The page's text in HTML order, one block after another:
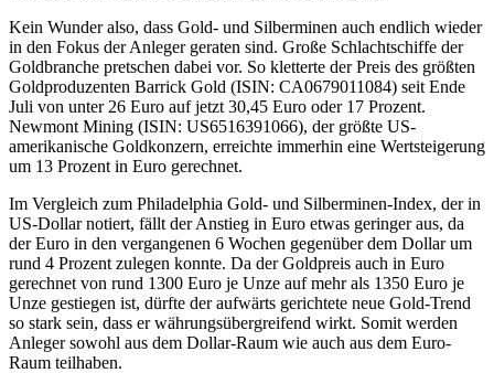
Kein Wunder also, dass Gold- und Silberminen auch endlich wieder
in den Fokus der Anleger geraten sind. Große Schlachtschiffe der
Goldbranche pretschen dabei vor. So kletterte der Preis des größten
Goldproduzenten Barrick Gold (ISIN: CA0679011084) seit Ende
Juli von unter 26 Euro auf jetzt 30,45 Euro oder 17 Prozent.
Newmont Mining (ISIN: US6516391066), der größte US-
amerikanische Goldkonzern, erreichte immerhin eine Wertsteigerung
um 13 Prozent in Euro gerechnet.
Im Vergleich zum Philadelphia Gold- und Silberminen-Index, der in
US-Dollar notiert, fällt der Anstieg in Euro etwas geringer aus, da
der Euro in den vergangenen 6 Wochen gegenüber dem Dollar um
rund 4 Prozent zulegen konnte. Da der Goldpreis auch in Euro
gerechnet von rund 1300 Euro je Unze auf mehr als 1350 Euro je
Unze gestiegen ist, dürfte der aufwärts gerichtete neue Gold-Trend
so stark sein, dass er währungsübergreifend wirkt. Somit werden
Anleger sowohl aus dem Dollar-Raum wie auch aus dem Euro-
Raum teilhaben.